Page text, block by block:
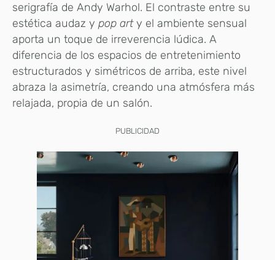
serigrafía de Andy Warhol. El contraste entre su
estética audaz y pop arty el ambiente sensual
aporta un toque de irreverencia lúdica. A
diferencia de los espacios de entretenimiento
estructurados y simétricos de arriba, este nivel
abraza la asimetría, creando una atmósfera más
relajada, propia de un salón.
PUBLICIDAD